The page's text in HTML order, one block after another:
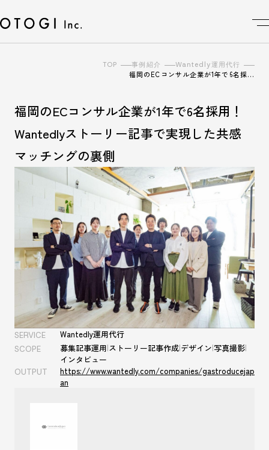
TOP 事例紹介 Wantedly運用代行
福岡のECコンサル企業が1年で6名採…
福岡のECコンサル企業が1年で6名採用！
Wantedlyストーリー記事で実現した共感
マッチングの裏側
SERVICE Wantedly運用代行
SCOPE 募集記事運用|ストーリー記事作成|デザイン|写真撮影|
インタビュー
OUTPUT
https://www.wantedly.com/companies/gastroducejap
an